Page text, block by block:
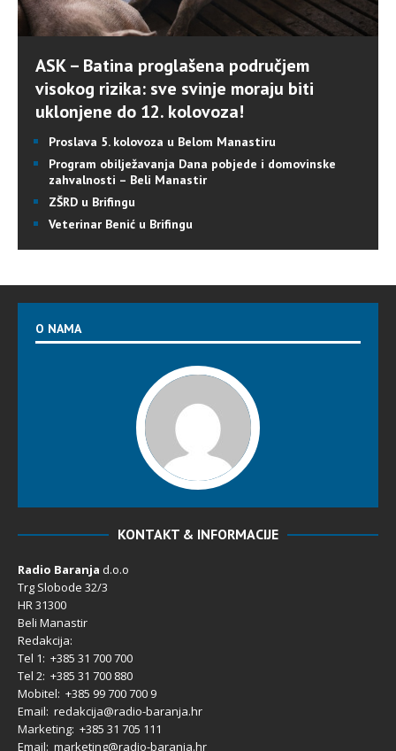
ASK – Batina proglašena područjem
visokog rizika: sve svinje moraju biti
uklonjene do 12. kolovoza!
Proslava 5. kolovoza u Belom Manastiru
Program obilježavanja Dana pobjede i domovinske
zahvalnosti – Beli Manastir
ZŠRD u Brifingu
Veterinar Benić u Brifingu
O NAMA
KONTAKT & INFORMACIJE
Radio Baranja d.o.o
Trg Slobode 32/3
HR 31300
Beli Manastir
Redakcija:
Tel 1: +385 31 700 700
Tel 2: +385 31 700 880
Mobitel: +385 99 700 700 9
Email: redakcija@radio-baranja.hr
Marketing: +385 31 705 111
Email: marketing@radio-baranja.hr